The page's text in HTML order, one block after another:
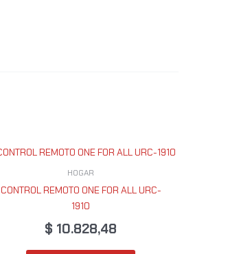
HOGAR
CONTROL REMOTO ONE FOR ALL URC-
1910
$ 10.828,48